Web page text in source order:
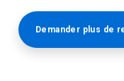
Demander plus de